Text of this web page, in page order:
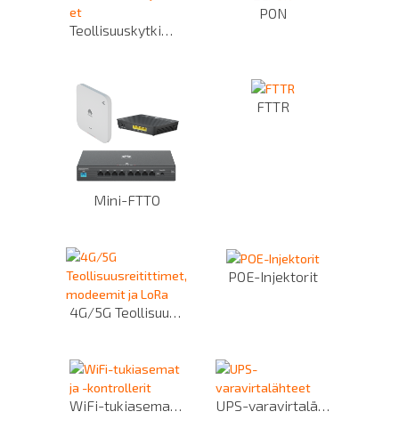
Teollisuuskytkimet
PON
Mini-FTTO
FTTR
4G/5G Teollisuusreitittimet, modeemit ja LoRa
POE-Injektorit
WiFi-tukiasemat ja -kontrollerit UPS-varavirtalähteet